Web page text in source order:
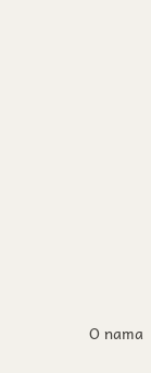
O nama